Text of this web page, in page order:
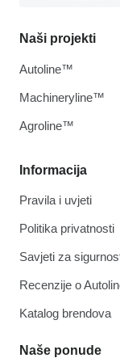
Informacija
Pravila i uvjeti
Politika privatnosti
Savjeti za
Recenzije o
Katalog brendova
Naše ponude
Naši projekti
Autoline™
Machineryline™
Agroline™